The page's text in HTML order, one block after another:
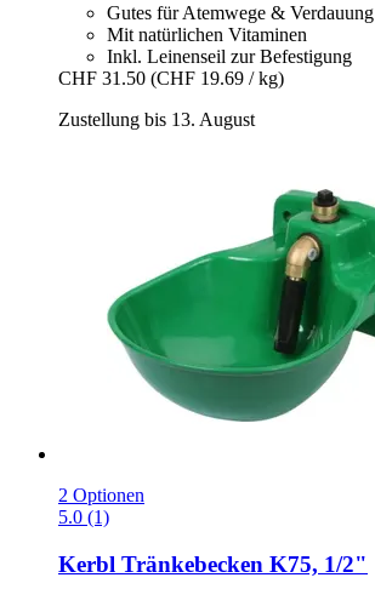
Gutes für Atemwege & Verdauung
Mit natürlichen Vitaminen
Inkl. Leinenseil zur Befestigung
CHF 31.50 (CHF 19.69 / kg)
Zustellung bis 13. August
2 Optionen
5.0 (1)
Kerbl Tränkebecken K75, 1/2"